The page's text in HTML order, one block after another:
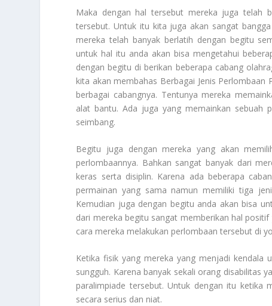
Maka dengan hal tersebut mereka juga telah
tersebut. Untuk itu kita juga akan sangat
mereka telah banyak berlatih dengan begitu
untuk hal itu anda akan bisa mengetahui
dengan begitu di berikan beberapa cabang
kita akan membahas Berbagai Jenis Perlombaan
berbagai cabangnya. Tentunya mereka
alat bantu. Ada juga yang memainkan sebuah
seimbang.
Begitu juga dengan mereka yang akan
perlombaannya. Bahkan sangat banyak dari
keras serta disiplin. Karena ada beberapa
permainan yang sama namun memiliki tiga
Kemudian juga dengan begitu anda akan bisa
dari mereka begitu sangat memberikan hal
cara mereka melakukan perlombaan tersebut di
Ketika fisik yang mereka yang menjadi kendala
sungguh. Karena banyak sekali orang disabilitas
paralimpiade tersebut. Untuk dengan itu ketika
secara serius dan niat.